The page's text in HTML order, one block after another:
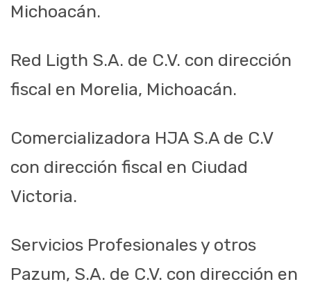
Michoacán.
Red Ligth S.A. de C.V. con dirección
fiscal en Morelia, Michoacán.
Comercializadora HJA S.A de C.V
con dirección fiscal en Ciudad
Victoria.
Servicios Profesionales y otros
Pazum, S.A. de C.V. con dirección en